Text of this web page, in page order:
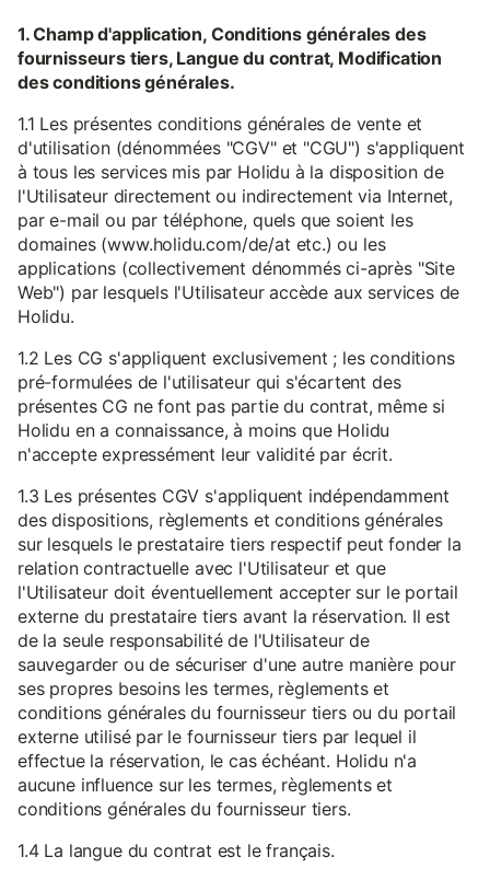
1. Champ d'application, Conditions générales des
fournisseurs tiers, Langue du contrat, Modification
des conditions générales.
1.1 Les présentes conditions générales de vente et
d'utilisation (dénommées "CGV" et "CGU") s'appliquent
à tous les services mis par Holidu à la disposition de
l'Utilisateur directement ou indirectement via Internet,
par e-mail ou par téléphone, quels que soient les
domaines (www.holidu.com/de/at etc.) ou les
applications (collectivement dénommés ci-après "Site
Web") par lesquels l'Utilisateur accède aux services de
Holidu.
1.2 Les CG s'appliquent exclusivement ; les conditions
pré-formulées de l'utilisateur qui s'écartent des
présentes CG ne font pas partie du contrat, même si
Holidu en a connaissance, à moins que Holidu
n'accepte expressément leur validité par écrit.
1.3 Les présentes CGV s'appliquent indépendamment
des dispositions, règlements et conditions générales
sur lesquels le prestataire tiers respectif peut fonder la
relation contractuelle avec l'Utilisateur et que
l'Utilisateur doit éventuellement accepter sur le portail
externe du prestataire tiers avant la réservation. Il est
de la seule responsabilité de l'Utilisateur de
sauvegarder ou de sécuriser d'une autre manière pour
ses propres besoins les termes, règlements et
conditions générales du fournisseur tiers ou du portail
externe utilisé par le fournisseur tiers par lequel il
effectue la réservation, le cas échéant. Holidu n'a
aucune influence sur les termes, règlements et
conditions générales du fournisseur tiers.
1.4 La langue du contrat est le français.